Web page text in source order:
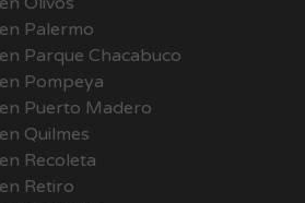
Palermo
Parque Chacabuco
Pompeya
Puerto Madero
Quilmes
Recoleta
Retiro